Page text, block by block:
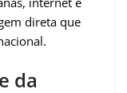
direta que
da